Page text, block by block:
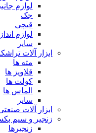
لوازم
جک
قیچی
لوازم
سایر
ابزار آلات
مته ها
قلاویز ها
کولت ها
الماس ها
سایر
ابزار آلات
زنجیر و سیم
زنجیرها